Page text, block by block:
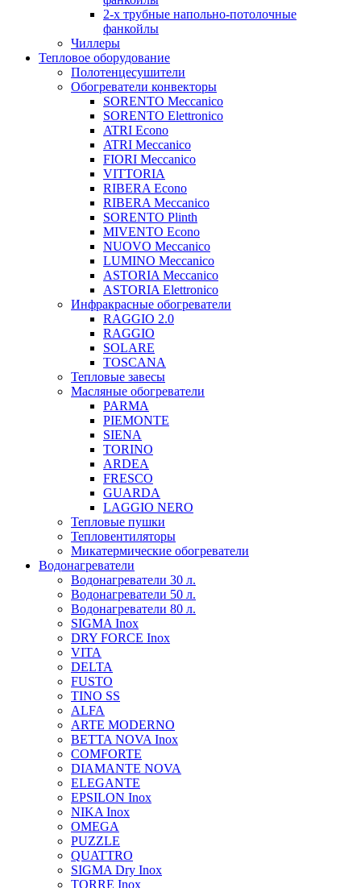
2-х трубные напольно-потолочные
фанкойлы
Чиллеры
Тепловое оборудование
Полотенцесушители
Обогреватели конвекторы
SORENTO Meccanico
SORENTO Elettronico
ATRI Econo
ATRI Meccanico
FIORI Meccanico
VITTORIA
RIBERA Econo
RIBERA Meccanico
SORENTO Plinth
MIVENTO Econo
NUOVO Meccanico
LUMINO Meccanico
ASTORIA Meccanico
ASTORIA Elettronico
Инфракрасные обогреватели
RAGGIO 2.0
RAGGIO
SOLARE
TOSCANA
Тепловые завесы
Масляные обогреватели
PARMA
PIEMONTE
SIENA
TORINO
ARDEA
FRESCO
GUARDA
LAGGIO NERO
Тепловые пушки
Тепловентиляторы
Микатермические обогреватели
Водонагреватели
Водонагреватели 30 л.
Водонагреватели 50 л.
Водонагреватели 80 л.
SIGMA Inox
DRY FORCE Inox
VITA
DELTA
FUSTO
TINO SS
ALFA
ARTE MODERNO
BETTA NOVA Inox
COMFORTE
DIAMANTE NOVA
ELEGANTE
EPSILON Inox
NIKA Inox
OMEGA
PUZZLE
QUATTRO
SIGMA Dry Inox
TORRE Inox